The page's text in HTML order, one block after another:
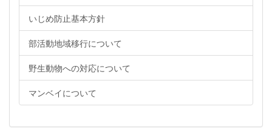
いじめ防止基本方針
部活動地域移行について
野生動物への対応について
マンベイについて